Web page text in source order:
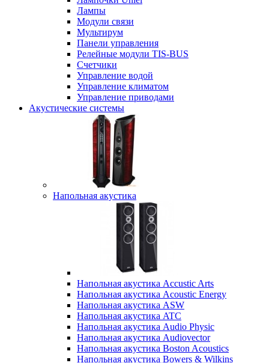
Лампы
Модули связи
Мультирум
Панели управления
Релейные модули TIS-BUS
Счетчики
Управление водой
Управление климатом
Управление приводами
Акустические системы
Напольная акустика
Напольная акустика Accustic Arts
Напольная акустика Acoustic Energy
Напольная акустика ASW
Напольная акустика ATC
Напольная акустика Audio Physic
Напольная акустика Audiovector
Напольная акустика Boston Acoustics
Напольная акустика Bowers & Wilkins